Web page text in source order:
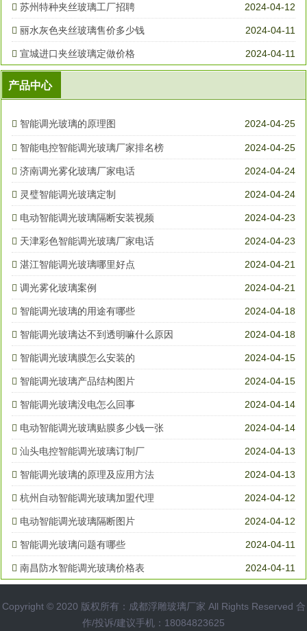
2024-04-12
苏州特种夹丝玻璃工厂招聘
2024-04-11
丽水灰色夹丝玻璃售价多少钱
2024-04-11
宣城进口夹丝玻璃定做价格
产品中心
2024-04-25
智能调光玻璃的原理图
2024-04-25
智能电控智能调光玻璃厂家排名榜
2024-04-24
济南调光雾化玻璃厂家电话
2024-04-24
灵璧智能调光玻璃定制
2024-04-23
电动智能调光玻璃隔断安装视频
2024-04-23
天津彩色智能调光玻璃厂家电话
2024-04-21
湛江智能调光玻璃哪里好点
2024-04-21
调光雾化玻璃案例
2024-04-18
智能调光玻璃的用途有哪些
2024-04-18
智能调光玻璃达不到透明嘛什么原因
2024-04-15
智能调光玻璃膜怎么安装的
2024-04-15
智能调光玻璃产品结构图片
2024-04-14
智能调光玻璃没电怎么回事
2024-04-14
电动智能调光玻璃贴膜多少钱一张
2024-04-13
汕头电控智能调光玻璃订制厂
2024-04-13
智能调光玻璃的原理及应用方法
2024-04-12
杭州自动智能调光玻璃加盟代理
2024-04-12
电动智能调光玻璃隔断图片
2024-04-11
智能调光玻璃问题有哪些
2024-04-11
南昌防水智能调光玻璃价格表
Copyright © 2020 版权所有：成都浮雕玻璃厂家 All Rights Reserved 合
作/投诉/建议手机：18084823625